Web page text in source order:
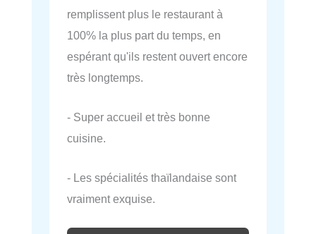
remplissent plus le restaurant à
100% la plus part du temps, en
espérant qu'ils restent ouvert encore
très longtemps.
- Super accueil et très bonne
cuisine.
- Les spécialités thaïlandaise sont
vraiment exquise.